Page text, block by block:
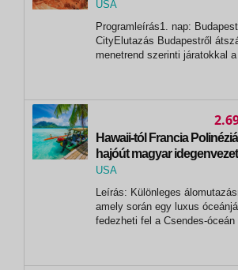
USA
Las Vegas
Programleírás1. nap:
CityElutazás Budapestről
menetrend szerinti járatokkal
órákban.Transzfer a
szállodai szobák elfoglalása
Hawaii-tól Francia
hajóút magyar
2026.11.03-21.
USA
Honolulu
Leírás: Különleges
amely során egy luxus
fedezheti fel a Csendes-
érkezünk, majd áthajózunk a
egyik legészakibb és talán